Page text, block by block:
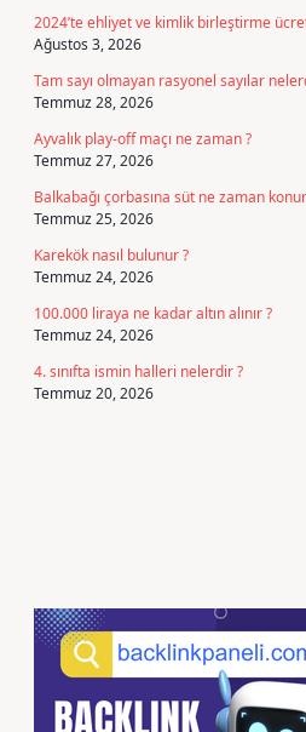
2024’te ehliyet ve kimlik birleştirme
Ağustos 3, 2026
Tam sayı olmayan rasyonel sayılar
Temmuz 28, 2026
Ayvalık play-off maçı ne zaman ?
Temmuz 27, 2026
Balkabağı çorbasına süt ne zaman
Temmuz 25, 2026
Karekök nasıl bulunur ?
Temmuz 24, 2026
100.000 liraya ne kadar altın alınır ?
Temmuz 24, 2026
4. sınıfta ismin halleri nelerdir ?
Temmuz 20, 2026